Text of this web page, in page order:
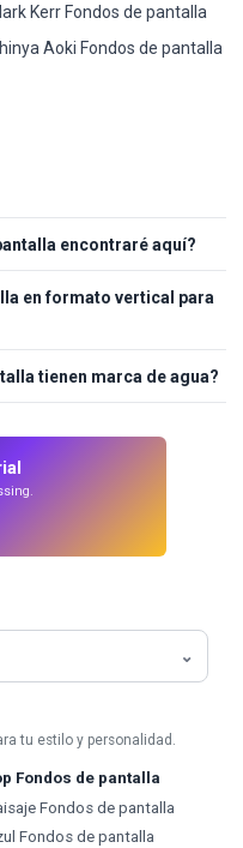
Kerr Fondos de pantalla
Aoki Fondos de pantalla
encontraré aquí?
en formato vertical para
tienen marca de agua?
tu estilo y personalidad.
Fondos de pantalla
Fondos de pantalla
Fondos de pantalla